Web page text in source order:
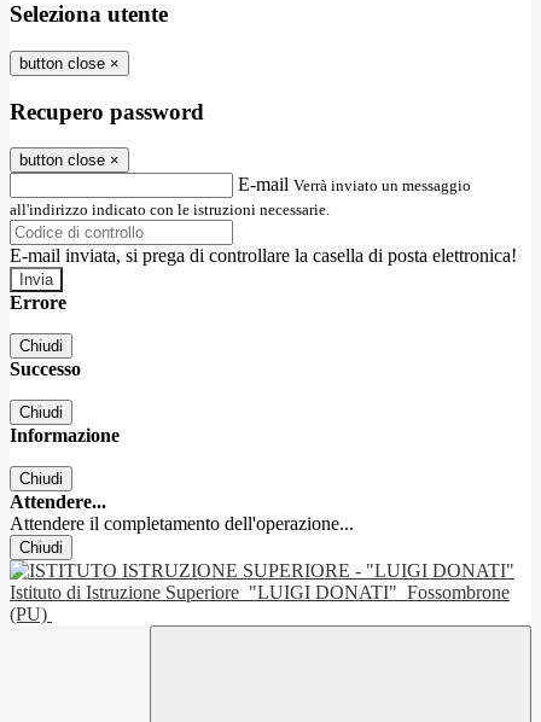
Seleziona utente
button close ×
Recupero password
button close ×
E-mail Verrà inviato un messaggio
all'indirizzo indicato con le istruzioni necessarie.
E-mail inviata, si prega di controllare la casella di posta elettronica!
Errore
Chiudi
Successo
Chiudi
Informazione
Chiudi
Attendere...
Attendere il completamento dell'operazione...
Chiudi
Istituto di Istruzione Superiore "LUIGI DONATI" Fossombrone
(PU)